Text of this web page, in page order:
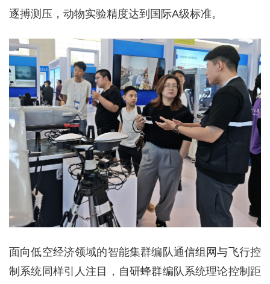
逐搏测压，动物实验精度达到国际A级标准。
面向低空经济领域的智能集群编队通信组网与飞行控
制系统同样引人注目，自研蜂群编队系统理论控制距